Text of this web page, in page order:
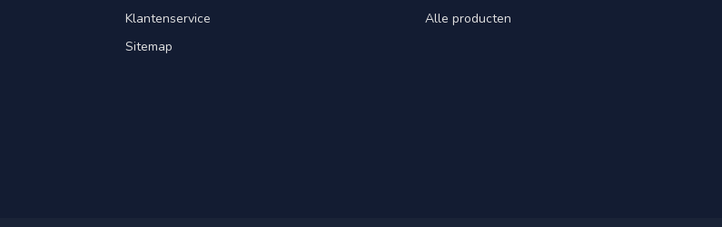
Klantenservice
Sitemap
Alle producten